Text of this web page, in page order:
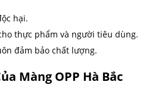
hại.
thực phẩm và người tiêu dùng.
đảm bảo chất lượng.
Màng OPP Hà Bắc